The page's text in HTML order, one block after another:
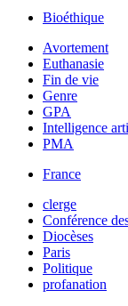
Bioéthique
Avortement
Euthanasie
Fin de vie
Genre
GPA
Intelligence
PMA
France
clerge
Conférence
Diocèses
Paris
Politique
profanation